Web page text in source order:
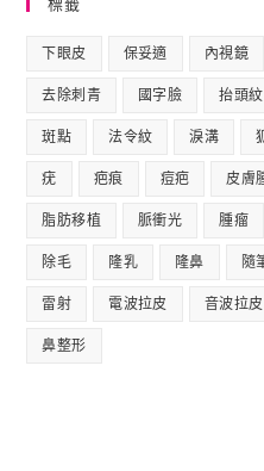
下眼皮 保妥適 內視鏡
去除刺青 國字臉 抬頭紋
斑點 法令紋 淚溝
疣 疤痕 痘疤 皮膚
脂肪移植 脈衝光 腫瘤
除毛 隆乳 隆鼻 隨
雷射 電波拉皮 音波拉皮
鼻整形